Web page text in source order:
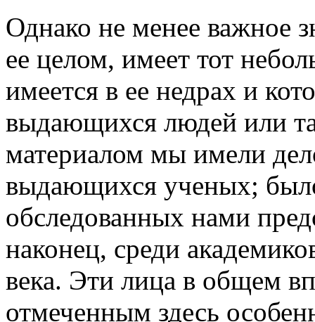
Однако не менее важное
ее целом, имеет тот
имеется в ее недрах и
выдающихся людей или
материалом мы имели
выдающихся ученых;
обследованных нами
наконец, среди
века. Эти лица в общем
отмеченным здесь